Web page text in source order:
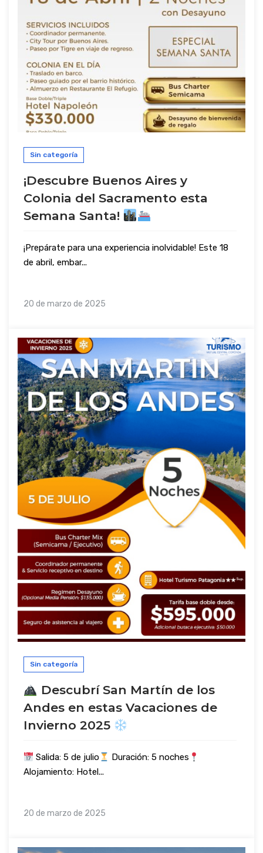
Sin categoría
¡Descubre Buenos Aires y
Colonia del Sacramento esta
Semana Santa!
¡Prepárate para una experiencia inolvidable! Este 18
de abril, embar...
20 de marzo de 2025
Sin categoría
Descubrí San Martín de los
Andes en estas Vacaciones de
Invierno 2025
Salida: 5 de julio
Duración: 5 noches
Alojamiento: Hotel...
20 de marzo de 2025